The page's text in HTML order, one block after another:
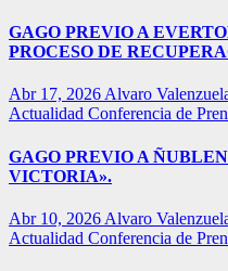
GAGO PREVIO A
PROCESO DE
Abr 17, 2026 Alvaro
Actualidad Conferencia de
GAGO PREVIO A
VICTORIA».
Abr 10, 2026 Alvaro
Actualidad Conferencia de